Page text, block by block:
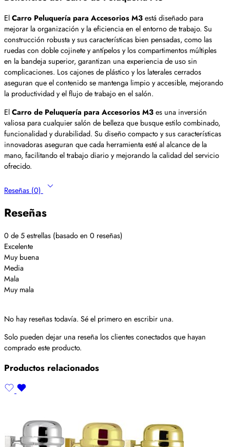
ElCarro Peluquería para Accesorios M3está diseñado para
mejorar la organización y la eficiencia en el entorno de trabajo. Su
construcción robusta y sus características bien pensadas, como las
ruedas con doble cojinete y antípelos y los compartimentos múltiples
en la bandeja superior, garantizan una experiencia de uso sin
complicaciones. Los cajones de plástico y los laterales cerrados
aseguran que el contenido se mantenga limpio y accesible, mejorando
la productividad y el flujo de trabajo en el salón.
ElCarro de Peluquería para Accesorios M3es una inversión
valiosa para cualquier salón de belleza que busque estilo combinado,
funcionalidad y durabilidad. Su diseño compacto y sus características
innovadoras aseguran que cada herramienta esté al alcance de la
mano, facilitando el trabajo diario y mejorando la calidad del servicio
ofrecido.
Reseñas (0)
Reseñas
0 de 5 estrellas (basado en 0 reseñas)
Excelente
Muy buena
Media
Mala
Muy mala
No hay reseñas todavía. Sé el primero en escribir una.
Solo pueden dejar una reseña los clientes conectados que hayan
comprado este producto.
Productos relacionados